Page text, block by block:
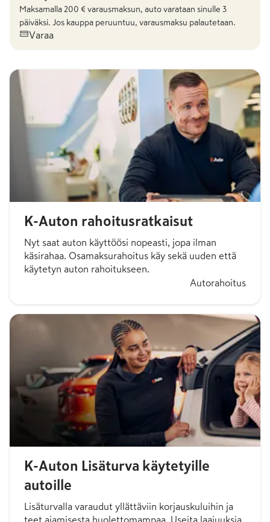
Maksamalla 200 € varausmaksun, auto varataan sinulle 3
päiväksi. Jos kauppa peruuntuu, varausmaksu palautetaan.
Varaa
K-Auton rahoitusratkaisut
Nyt saat auton käyttöösi nopeasti, jopa ilman
käsirahaa. Osamaksurahoitus käy sekä uuden että
käytetyn auton rahoitukseen.
Autorahoitus
K-Auton Lisäturva käytetyille
autoille
Lisäturvalla varaudut yllättäviin korjauskuluihin ja
teet ajamisesta huolettomampaa. Useita laajuuksia,